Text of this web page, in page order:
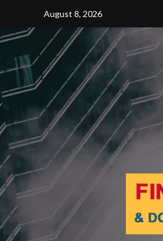
content
August 8, 2026